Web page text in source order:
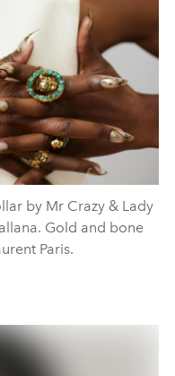
by Mr Crazy & Lady
Gold and bone
Paris.